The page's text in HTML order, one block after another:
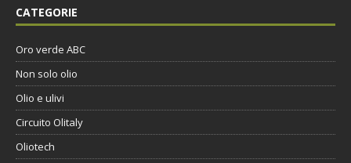
CATEGORIE
Oro verde ABC
Non solo olio
Olio e ulivi
Circuito Olitaly
Oliotech